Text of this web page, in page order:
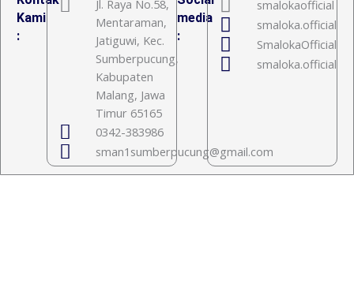
Kami
:
Jl. Raya No.58,
Mentaraman,
Jatiguwi, Kec.
Sumberpucung,
Kabupaten
Malang, Jawa
Timur 65165
0342-383986
sman1sumberpucung@gmail.com
media
:
smalokaofficial
smaloka.official
SmalokaOfficial
smaloka.official